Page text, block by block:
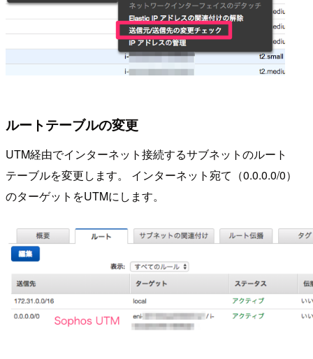
ルートテーブルの変更
UTM経由でインターネット接続するサブネットのルート
テーブルを変更します。 インターネット宛て（0.0.0.0/0）
のターゲットをUTMにします。